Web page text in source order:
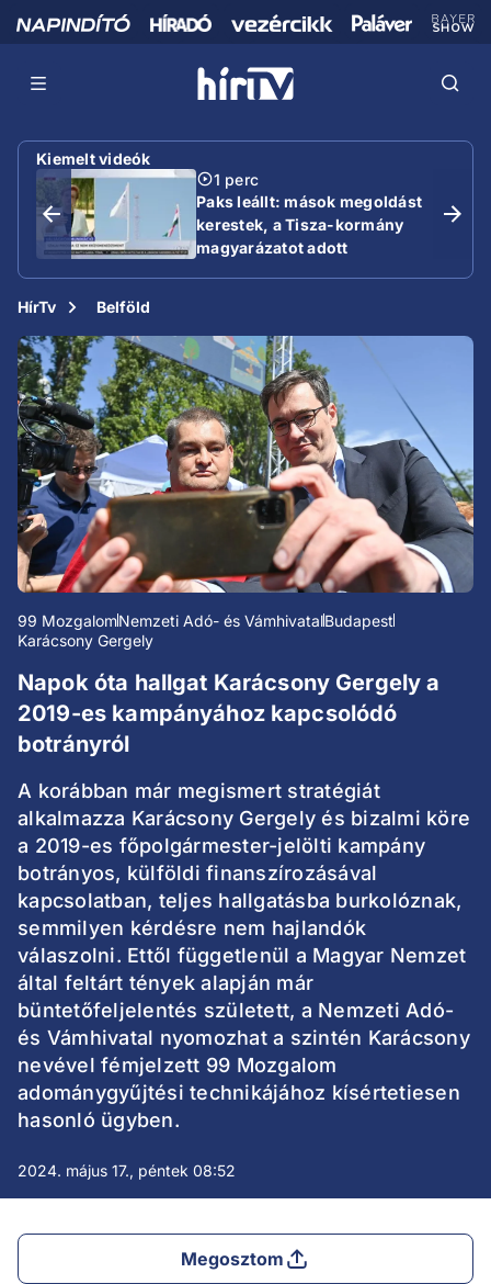
Kiemelt videók
1 perc
Paks leállt: mások megoldást
kerestek, a Tisza-kormány
magyarázatot adott
HírTv Belföld
99 MozgalomNemzeti Adó- és VámhivatalBudapest
Karácsony Gergely
Napok óta hallgat Karácsony Gergely a
2019-es kampányához kapcsolódó
botrányról
A korábban már megismert stratégiát
alkalmazza Karácsony Gergely és bizalmi köre
a 2019-es főpolgármester-jelölti kampány
botrányos, külföldi finanszírozásával
kapcsolatban, teljes hallgatásba burkolóznak,
semmilyen kérdésre nem hajlandók
válaszolni. Ettől függetlenül a Magyar Nemzet
által feltárt tények alapján már
büntetőfeljelentés született, a Nemzeti Adó-
és Vámhivatal nyomozhat a szintén Karácsony
nevével fémjelzett 99 Mozgalom
adománygyűjtési technikájához kísértetiesen
hasonló ügyben.
2024. május 17., péntek 08:52
Megosztom